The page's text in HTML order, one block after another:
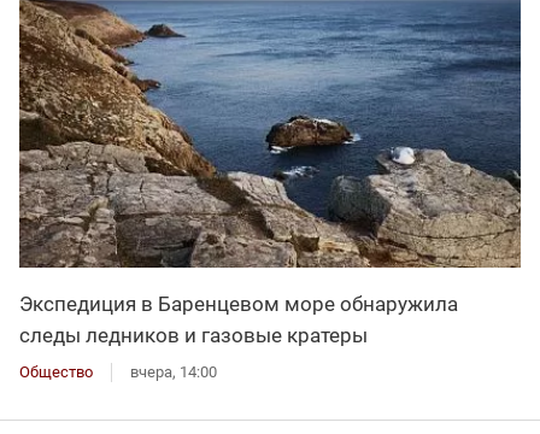
Экспедиция в Баренцевом море обнаружила
следы ледников и газовые кратеры
Общество вчера, 14:00